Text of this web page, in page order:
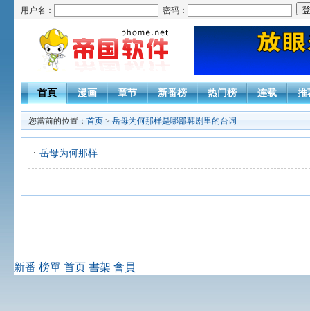
用户名： 密码：
首頁 漫画 章节 新番榜 热门榜 连载 推
您當前的位置： 首页 > 岳母为何那样是哪部韩剧里的台词
岳母为何那样
新番 榜單 首页 書架 會員